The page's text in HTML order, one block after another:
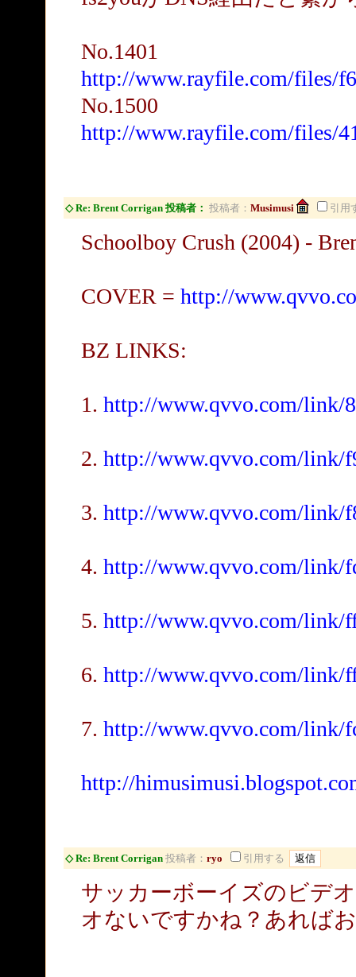
No.1401
http://www.rayfile.com/files/
No.1500
http://www.rayfile.com/files/
◇ Re: Brent Corrigan 投稿者： 投稿者： Musimusi 引用
Schoolboy Crush (2004) -
COVER = http://
BZ LINKS:
1. http://www.qvvo.com/link/
2. http://www.qvvo.com/link/
3. http://www.qvvo.com/link/
4. http://www.qvvo.com/link/
5. http://www.qvvo.com/link/
6. http://www.qvvo.com/link/
7. http://www.qvvo.com/link/
http://
◇ Re: Brent Corrigan 投稿者： ryo 引用する
サッカーボーイズのビデ
オないですかね？あれば